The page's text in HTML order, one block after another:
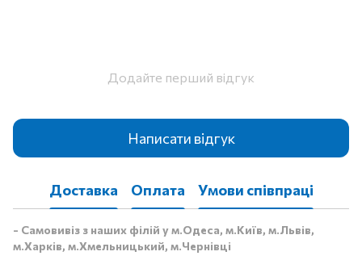
Додайте перший відгук
Написати відгук
Доставка Оплата Умови співпраці
- Самовивіз з наших філій у м.Одеса, м.Київ, м.Львів,
м.Харків, м.Хмельницький, м.Чернівці